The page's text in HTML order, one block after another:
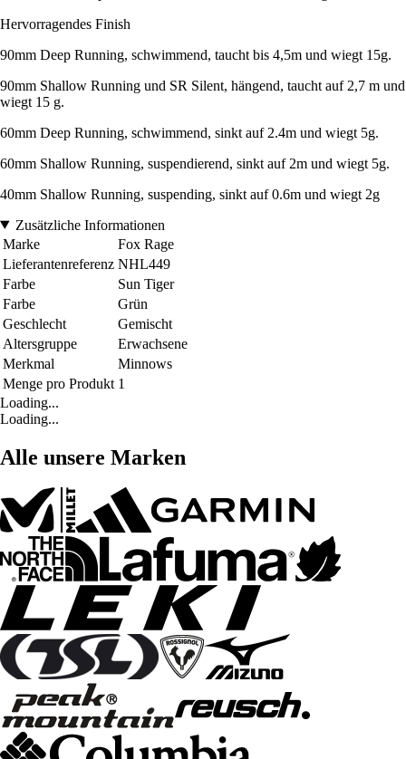
Hervorragendes Finish
90mm Deep Running, schwimmend, taucht bis 4,5m und wiegt 15g.
90mm Shallow Running und SR Silent, hängend, taucht auf 2,7 m und
wiegt 15 g.
60mm Deep Running, schwimmend, sinkt auf 2.4m und wiegt 5g.
60mm Shallow Running, suspendierend, sinkt auf 2m und wiegt 5g.
40mm Shallow Running, suspending, sinkt auf 0.6m und wiegt 2g
Zusätzliche Informationen
Marke
Fox Rage
Lieferantenreferenz NHL449
Farbe
Sun Tiger
Farbe
Grün
Geschlecht
Gemischt
Altersgruppe
Erwachsene
Merkmal
Minnows
Menge pro Produkt 1
Loading...
Loading...
Alle unsere Marken